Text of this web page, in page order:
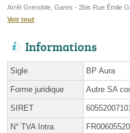
Arrêt Grenoble, Gares - 2bis Rue Émile
Voir tout
Informations
Sigle BP Aura
Forme juridique Autre SA
SIRET
N° TVA Intra.